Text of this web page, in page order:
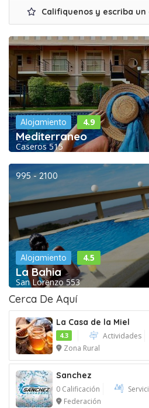
Califiquenos y escriba
Alojamiento 4.9
Mediterraneo
Caseros 515
995 - 2100
Alojamiento 4.5
La Bahia
San Lorenzo 553
Cerca De Aquí
La Casa de la Miel
4.3
Actividades
Zona Rural
Sanchez
0 Calificación
Federación